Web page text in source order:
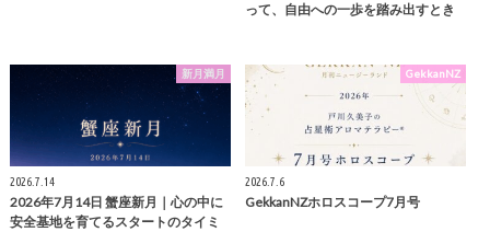
って、自由への一歩を踏み出すとき
新月満月
2026.7.14
2026年7月14日 蟹座新月｜心の中に
安全基地を育てるスタートのタイミ
GekkanNZ
2026.7.6
GekkanNZホロスコープ7月号